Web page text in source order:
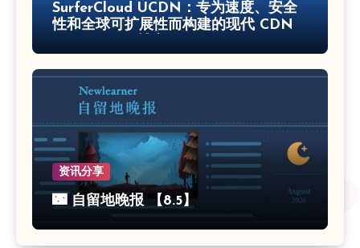
SurferCloud UCDN：专为速度、安全
性和全球可扩展性而构建的现代 CDN –
资讯分享
🌃 自留地晚报 【8.5】